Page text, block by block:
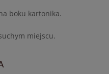
boku kartonika.
miejscu.